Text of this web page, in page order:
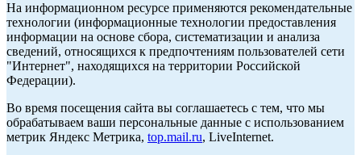
На информационном ресурсе применяются рекомендательные
технологии (информационные технологии предоставления
информации на основе сбора, систематизации и анализа
сведений, относящихся к предпочтениям пользователей сети
"Интернет", находящихся на территории Российской
Федерации).
Во время посещения сайта вы соглашаетесь с тем, что мы
обрабатываем ваши персональные данные с использованием
метрик Яндекс Метрика, top.mail.ru, LiveInternet.